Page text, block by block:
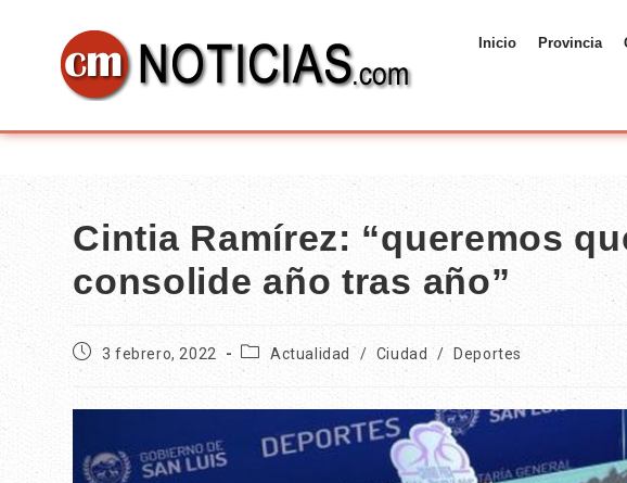
Inicio Provincia
Cintia Ramírez: “queremos
consolide año tras año”
3 febrero, 2022 Actualidad / Ciudad / Deportes